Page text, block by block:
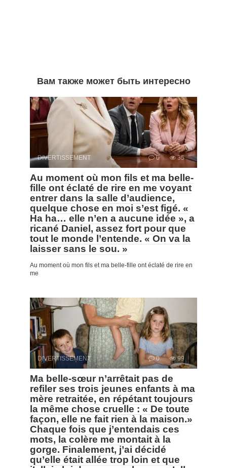
Вам также может быть интересно
DIVERTISSEMENT 0 35
Au moment où mon fils et ma belle-
fille ont éclaté de rire en me voyant
entrer dans la salle d’audience,
quelque chose en moi s’est figé. «
Ha ha… elle n’en a aucune idée », a
ricané Daniel, assez fort pour que
tout le monde l’entende. « On va la
laisser sans le sou. »
Au moment où mon fils et ma belle-fille ont éclaté de rire en
me
DIVERTISSEMENT 0 99
Ma belle-sœur n’arrêtait pas de
refiler ses trois jeunes enfants à ma
mère retraitée, en répétant toujours
la même chose cruelle : « De toute
façon, elle ne fait rien à la maison.»
Chaque fois que j’entendais ces
mots, la colère me montait à la
gorge. Finalement, j’ai décidé
qu’elle était allée trop loin et que